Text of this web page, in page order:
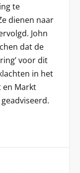
te
dienen naar
John
dat de
voor dit
in het
en Markt